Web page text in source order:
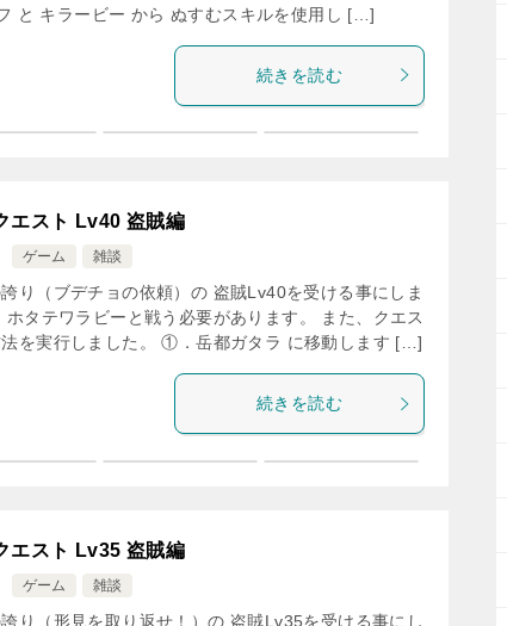
と キラービー から ぬすむスキルを使用し […]
続きを読む
エスト Lv40 盗賊編
ゲーム 雑談
り（ブデチョの依頼）の 盗賊Lv40を受ける事にしま
ホタテワラビーと戦う必要があります。 また、クエス
法を実行しました。 ①．岳都ガタラ に移動します […]
続きを読む
エスト Lv35 盗賊編
ゲーム 雑談
り（形見を取り返せ！）の 盗賊Lv35を受ける事にし